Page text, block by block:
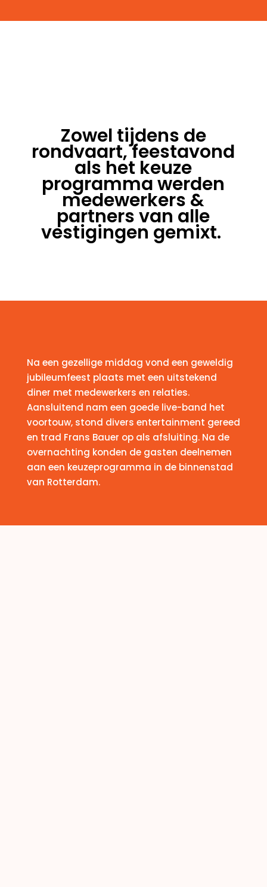
Zowel tijdens de
rondvaart, feestavond
als het keuze
programma werden
medewerkers &
partners van alle
vestigingen gemixt.
Na een gezellige middag vond een geweldig
jubileumfeest plaats met een uitstekend
diner met medewerkers en relaties.
Aansluitend nam een goede live-band het
voortouw, stond divers entertainment gereed
en trad Frans Bauer op als afsluiting. Na de
overnachting konden de gasten deelnemen
aan een keuzeprogramma in de binnenstad
van Rotterdam.